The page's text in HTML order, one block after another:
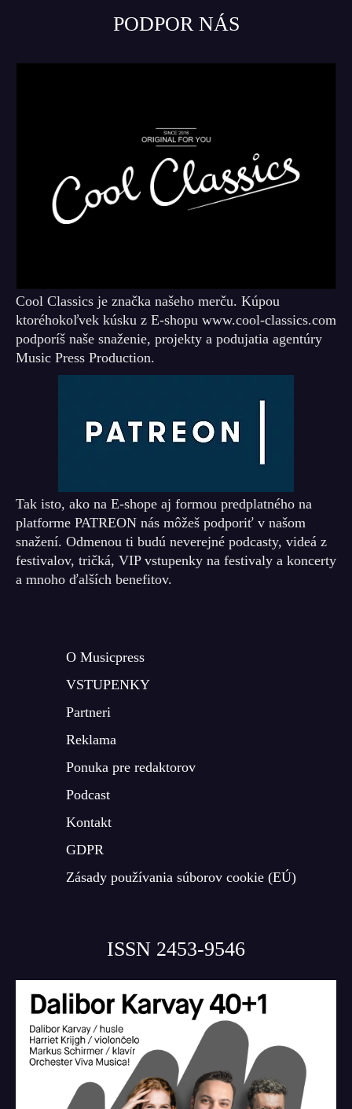
PODPOR NÁS
Cool Classics je značka našeho merču. Kúpou
ktoréhokoľvek kúsku z E-shopu www.cool-classics.com
podporíš naše snaženie, projekty a podujatia agentúry
Music Press Production.
Tak isto, ako na E-shope aj formou predplatného na
platforme PATREON nás môžeš podporiť v našom
snažení. Odmenou ti budú neverejné podcasty, videá z
festivalov, tričká, VIP vstupenky na festivaly a koncerty
a mnoho ďalších benefitov.
O Musicpress
VSTUPENKY
Partneri
Reklama
Ponuka pre redaktorov
Podcast
Kontakt
GDPR
Zásady používania súborov cookie (EÚ)
ISSN 2453-9546